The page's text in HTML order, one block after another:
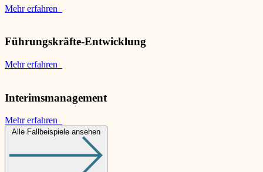
Mehr erfahren
Führungskräfte-Entwicklung
Mehr erfahren
Interimsmanagement
Mehr erfahren
Alle Fallbeispiele ansehen